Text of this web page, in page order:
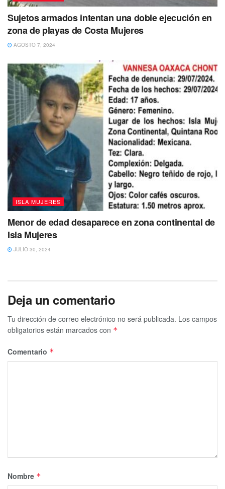
Los trabajos de mejoramiento y embellecimiento de la
Rueda Medina fueron coordinados por la dirección de
Seguridad Pública y Tránsito que encabeza Lourdes Espín
Alarcón y por la Oficialía Mayor a cargo de Fabiola
Tags: Capacitación Informes Isla Mujeres
Sujetos armados intentan una doble ejecución en
zona de playas de Costa Mujeres
AGOSTO 7, 2024
ISLA MUJERES
Menor de edad desaparece en zona continental de
Isla Mujeres
JULIO 30, 2024
Deja un comentario
Tu dirección de correo electrónico no será publicada. Los campos
obligatorios están marcados con *
Comentario *
Nombre *